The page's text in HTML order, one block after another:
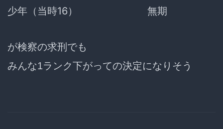
少年（当時16） 無期
が検察の求刑でも
みんな1ランク下がっての決定になりそう